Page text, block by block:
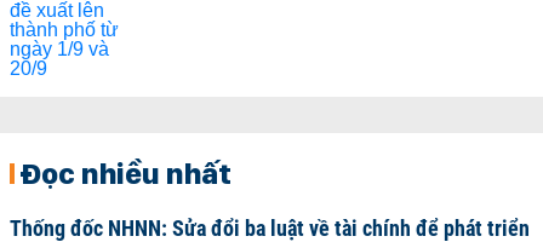
Đọc nhiều nhất
Thống đốc NHNN: Sửa đổi ba luật về tài chính để phát triển